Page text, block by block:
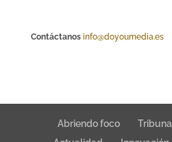
Contáctanos info@doyoumedia.es
Abriendo foco Tribuna